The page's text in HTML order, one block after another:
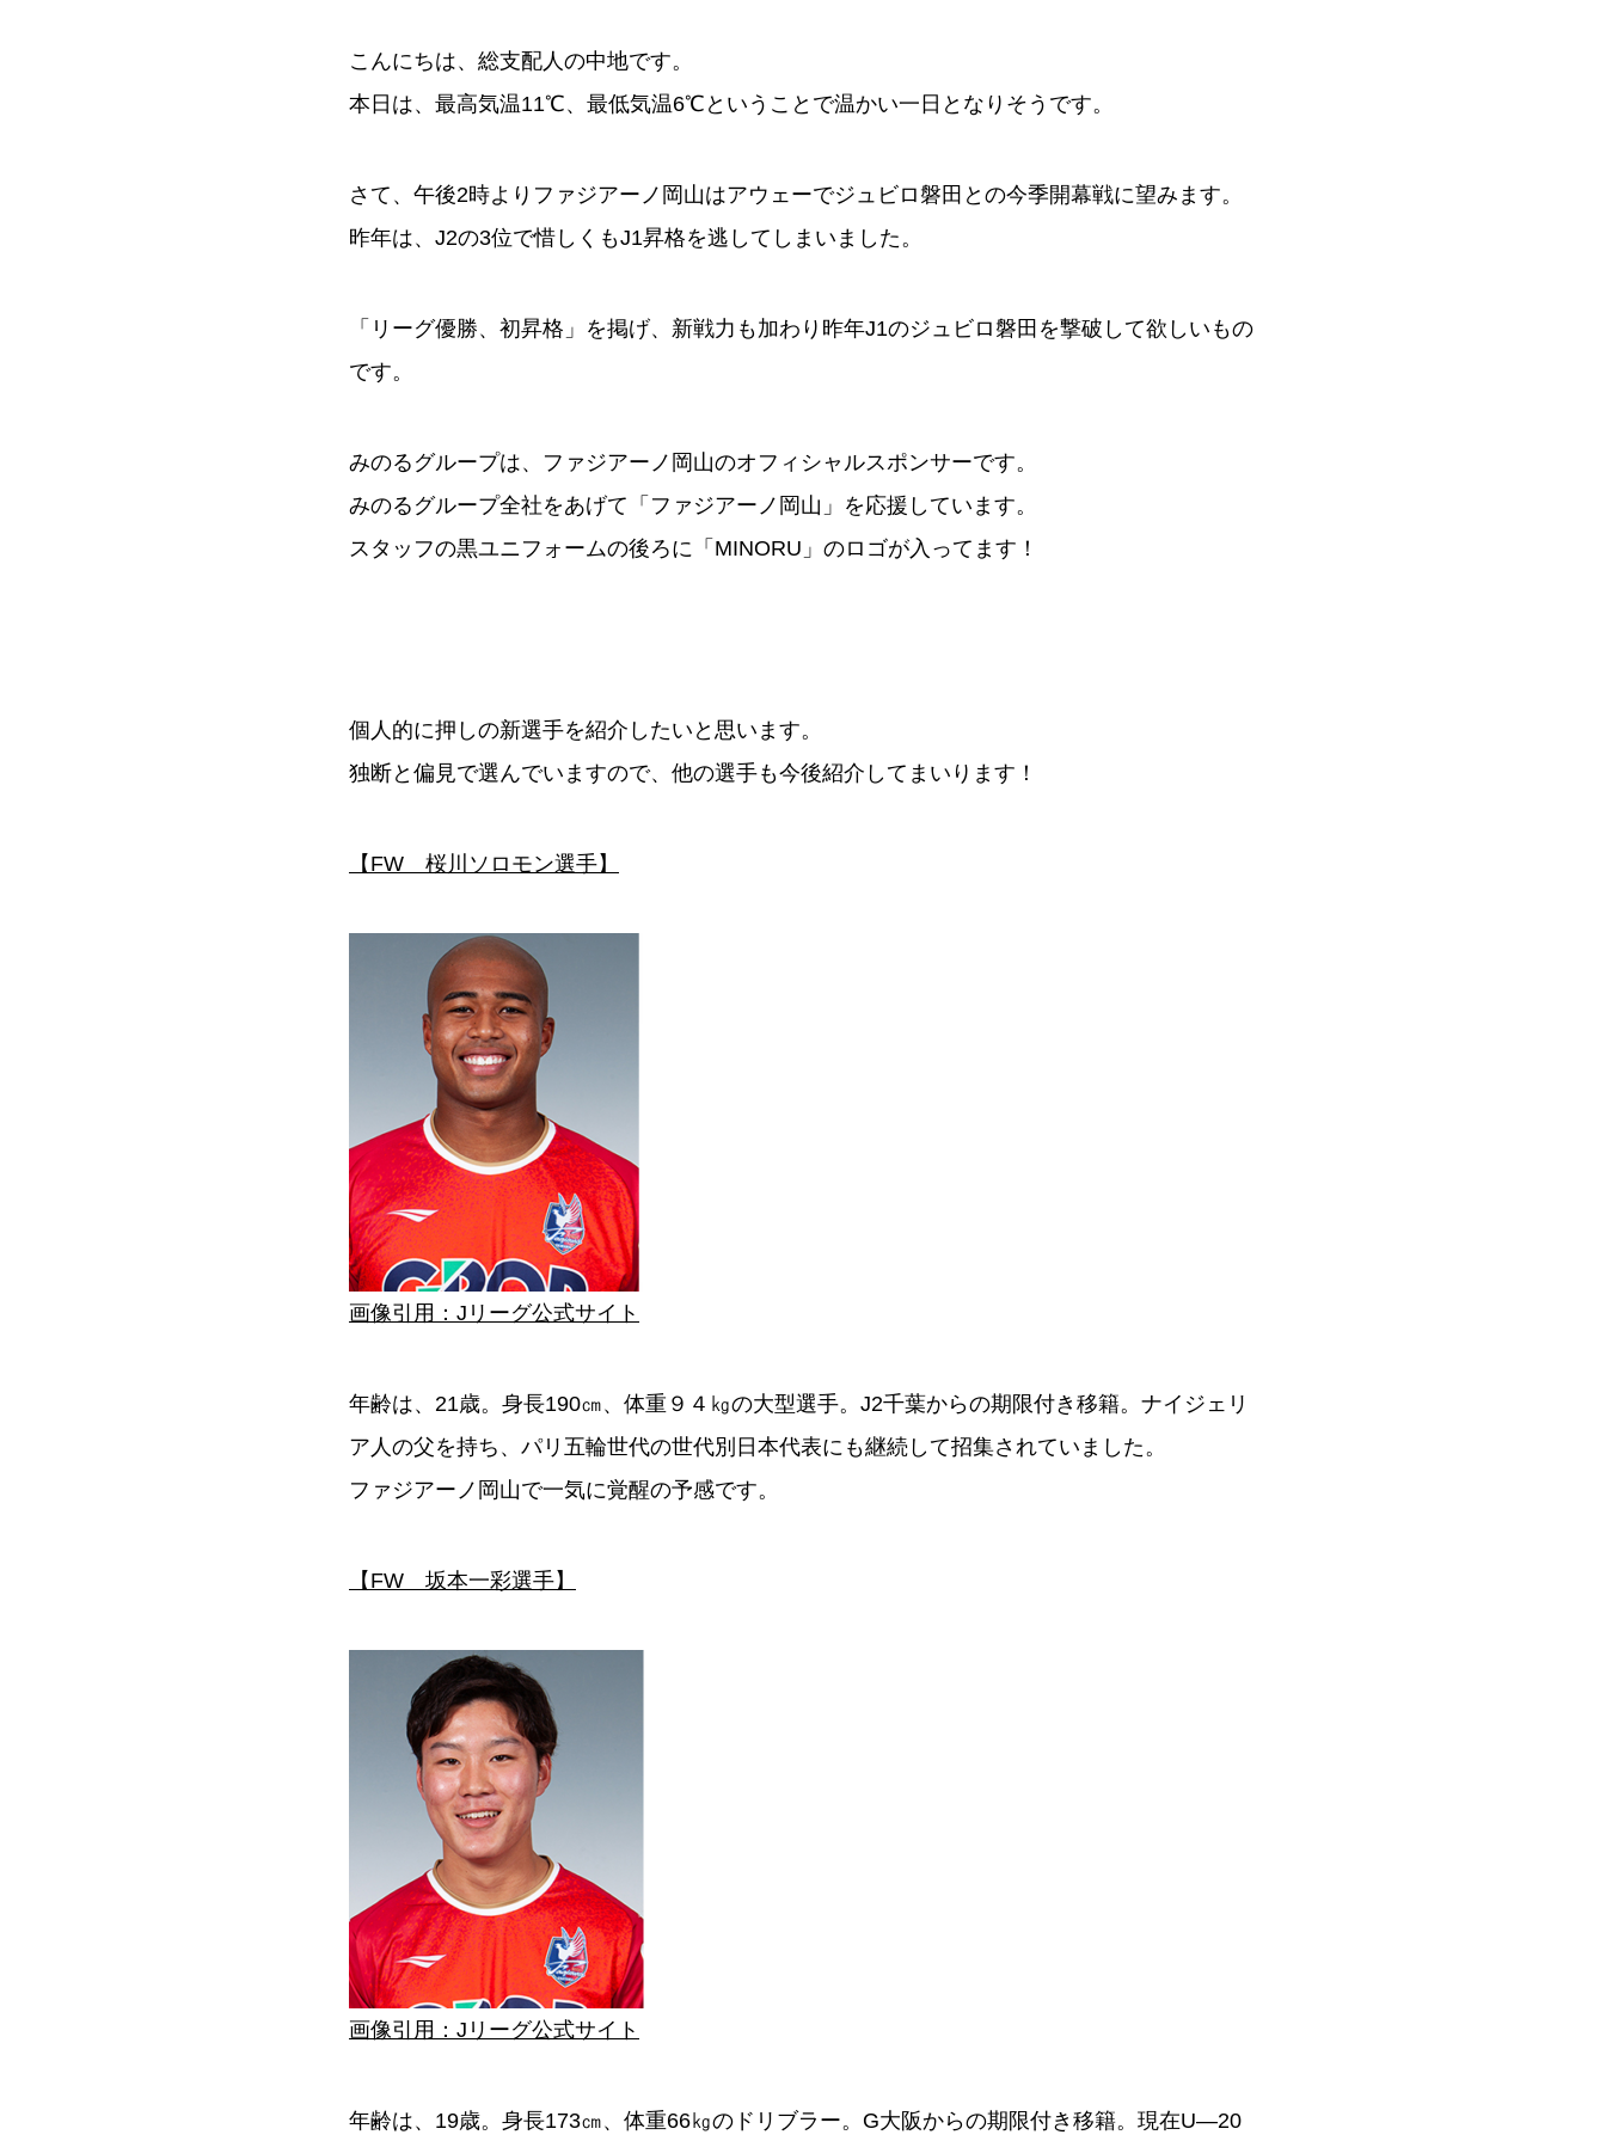
こんにちは、総支配人の中地です。
本日は、最高気温11℃、最低気温6℃ということで温かい一日となりそうです。
さて、午後2時よりファジアーノ岡山はアウェーでジュビロ磐田との今季開幕戦に望みます。
昨年は、J2の3位で惜しくもJ1昇格を逃してしまいました。
「リーグ優勝、初昇格」を掲げ、新戦力も加わり昨年J1のジュビロ磐田を撃破して欲しいもの
です。
みのるグループは、ファジアーノ岡山のオフィシャルスポンサーです。
みのるグループ全社をあげて「ファジアーノ岡山」を応援しています。
スタッフの黒ユニフォームの後ろに「MINORU」のロゴが入ってます！
個人的に押しの新選手を紹介したいと思います。
独断と偏見で選んでいますので、他の選手も今後紹介してまいります！
【FW 桜川ソロモン選手】
画像引用：Jリーグ公式サイト
年齢は、21歳。身長190㎝、体重９４㎏の大型選手。J2千葉からの期限付き移籍。ナイジェリ
ア人の父を持ち、パリ五輪世代の世代別日本代表にも継続して招集されていました。
ファジアーノ岡山で一気に覚醒の予感です。
【FW 坂本一彩選手】
画像引用：Jリーグ公式サイト
年齢は、19歳。身長173㎝、体重66㎏のドリブラー。G大阪からの期限付き移籍。現在U―20